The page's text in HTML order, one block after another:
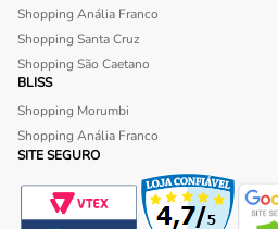
Shopping Anália Franco
Shopping Santa Cruz
Shopping São Caetano
BLISS
Shopping Morumbi
Shopping Anália Franco
SITE SEGURO